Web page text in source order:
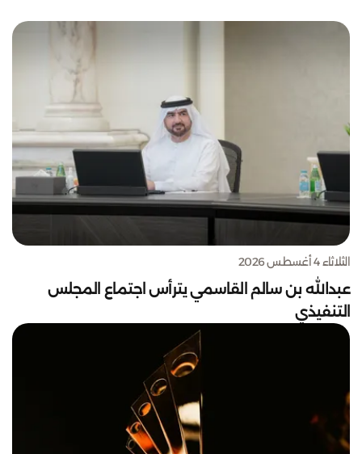
الثلاثاء 4 أغسطس 2026
عبدالله بن سالم القاسمي يترأس اجتماع المجلس
التنفيذي